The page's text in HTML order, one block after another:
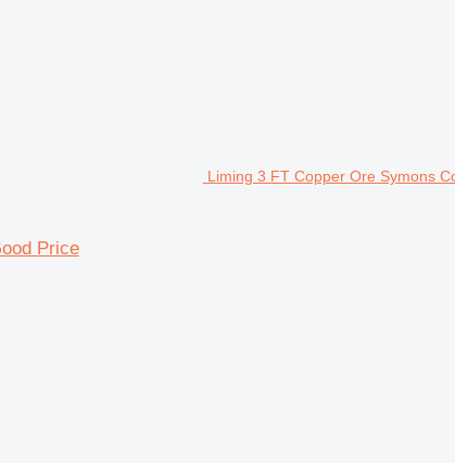
Liming 3 FT Copper Ore Symons
Price